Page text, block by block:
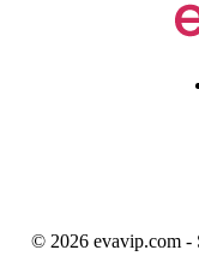
Alcuni contenuti
© 2026 evavip.com